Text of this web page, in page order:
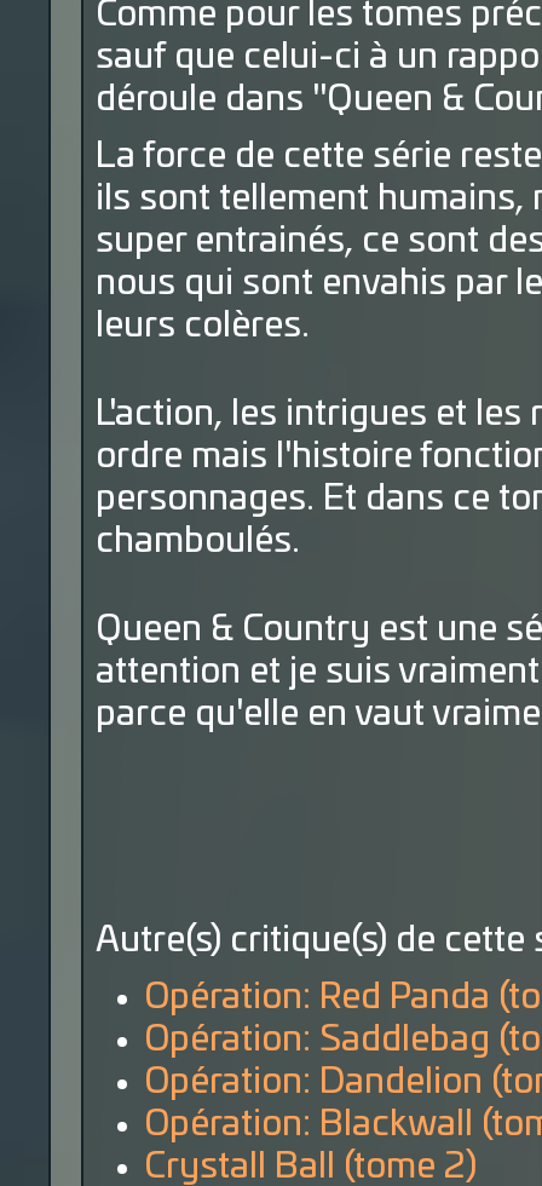
Comme pour les tomes
sauf que celui-ci à un
déroule dans "Queen &
La force de cette série
ils sont tellement humains,
super entrainés, ce sont
nous qui sont envahis par
leurs colères.
L'action, les intrigues et
ordre mais l'histoire
personnages. Et dans ce
chamboulés.
Queen & Country est une
attention et je suis
parce qu'elle en vaut
Autre(s) critique(s) de cette
Opération: Red Panda
Opération: Saddlebag
Opération: Dandelion
Opération: Blackwall
Crystall Ball (tome 2)